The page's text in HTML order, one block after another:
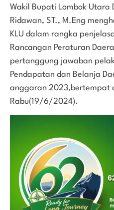
Wakil Bupati Lombok Utara
Ridawan, ST., M.Eng
KLU dalam rangka
Rancangan Peraturan
pertanggung jawaban
Pendapatan dan Belanja
anggaran 2023,bertempat
Rabu(19/6/2024).